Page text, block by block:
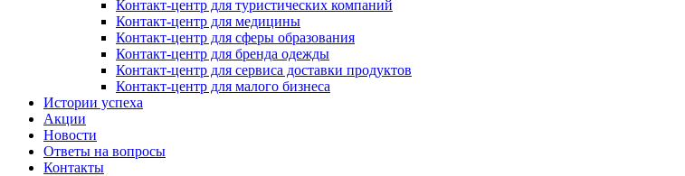
Контакт-центр для туристических компаний
Контакт-центр для медицины
Контакт-центр для сферы образования
Контакт-центр для бренда одежды
Контакт-центр для сервиса доставки продуктов
Контакт-центр для малого бизнеса
Истории успеха
Акции
Новости
Ответы на вопросы
Контакты